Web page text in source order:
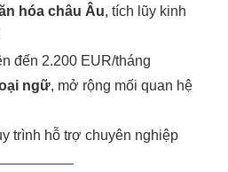
hóa châu Âu, tích lũy kinh
đến 2.200 EUR/tháng
ngữ, mở rộng mối quan hệ
trình hỗ trợ chuyên nghiệp